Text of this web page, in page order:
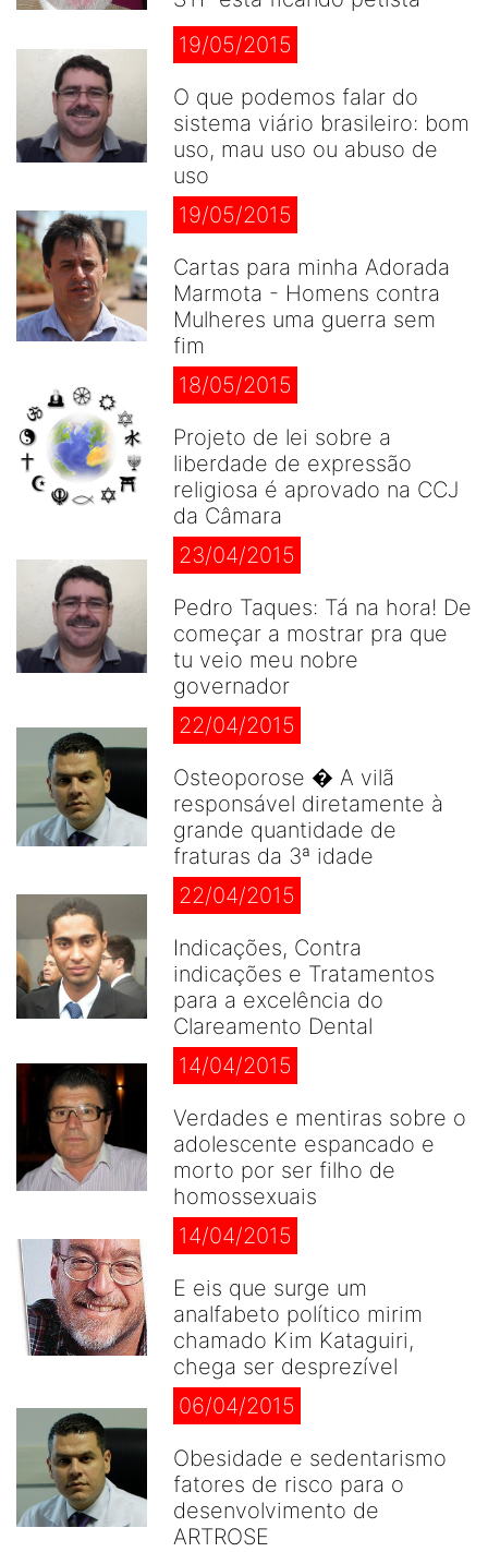
19/05/2015
O que podemos falar do
sistema viário brasileiro: bom
uso, mau uso ou abuso de
uso
19/05/2015
Cartas para minha Adorada
Marmota - Homens contra
Mulheres uma guerra sem
fim
18/05/2015
Projeto de lei sobre a
liberdade de expressão
religiosa é aprovado na CCJ
da Câmara
23/04/2015
Pedro Taques: Tá na hora! De
começar a mostrar pra que
tu veio meu nobre
governador
22/04/2015
Osteoporose � A vilã
responsável diretamente à
grande quantidade de
fraturas da 3ª idade
22/04/2015
Indicações, Contra
indicações e Tratamentos
para a excelência do
Clareamento Dental
14/04/2015
Verdades e mentiras sobre o
adolescente espancado e
morto por ser filho de
homossexuais
14/04/2015
E eis que surge um
analfabeto político mirim
chamado Kim Kataguiri,
chega ser desprezível
06/04/2015
Obesidade e sedentarismo
fatores de risco para o
desenvolvimento de
ARTROSE